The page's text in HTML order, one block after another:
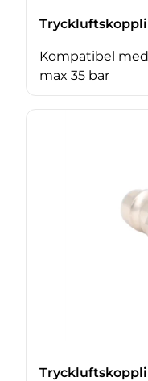
Kompatibel med
max 35 bar